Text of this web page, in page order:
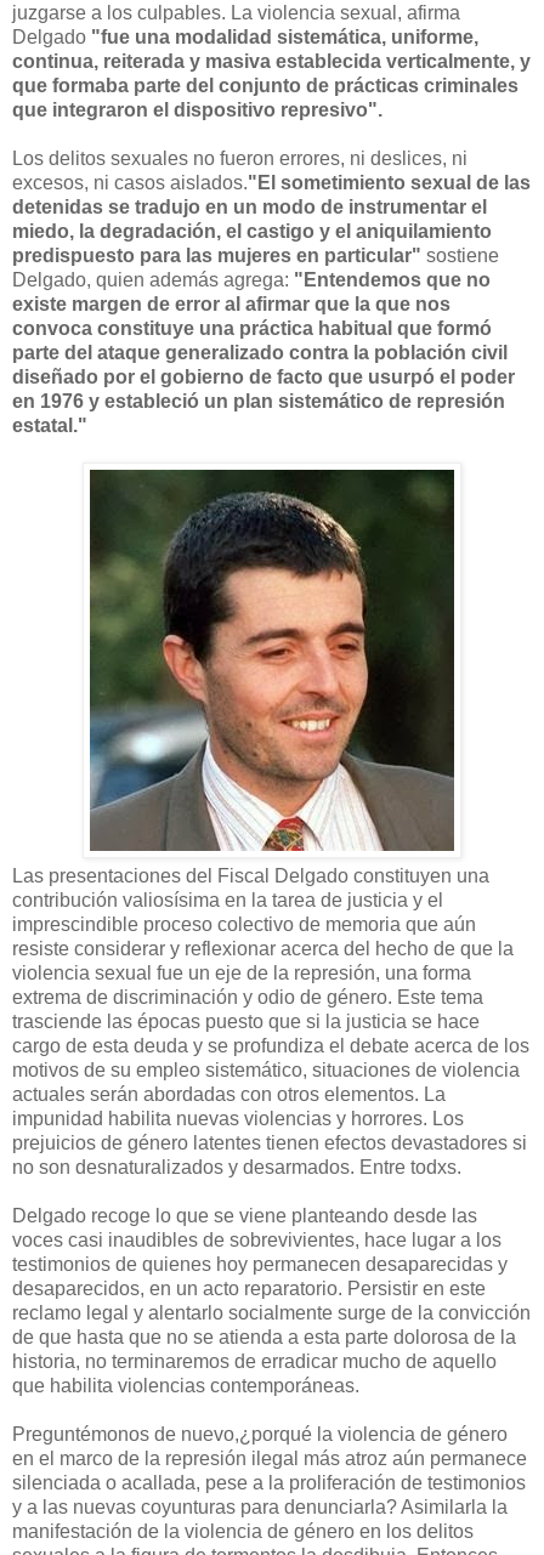
juzgarse a los culpables. La violencia sexual, afirma
Delgado "fue una modalidad sistemática, uniforme,
continua, reiterada y masiva establecida verticalmente, y
que formaba parte del conjunto de prácticas criminales
que integraron el dispositivo represivo".
Los delitos sexuales no fueron errores, ni deslices, ni
excesos, ni casos aislados."El sometimiento sexual de las
detenidas se tradujo en un modo de instrumentar el
miedo, la degradación, el castigo y el aniquilamiento
predispuesto para las mujeres en particular" sostiene
Delgado, quien además agrega: "Entendemos que no
existe margen de error al afirmar que la que nos
convoca constituye una práctica habitual que formó
parte del ataque generalizado contra la población civil
diseñado por el gobierno de facto que usurpó el poder
en 1976 y estableció un plan sistemático de represión
estatal."
Las presentaciones del Fiscal Delgado constituyen una
contribución valiosísima en la tarea de justicia y el
imprescindible proceso colectivo de memoria que aún
resiste considerar y reflexionar acerca del hecho de que la
violencia sexual fue un eje de la represión, una forma
extrema de discriminación y odio de género. Este tema
trasciende las épocas puesto que si la justicia se hace
cargo de esta deuda y se profundiza el debate acerca de los
motivos de su empleo sistemático, situaciones de violencia
actuales serán abordadas con otros elementos. La
impunidad habilita nuevas violencias y horrores. Los
prejuicios de género latentes tienen efectos devastadores si
no son desnaturalizados y desarmados. Entre todxs.
Delgado recoge lo que se viene planteando desde las
voces casi inaudibles de sobrevivientes, hace lugar a los
testimonios de quienes hoy permanecen desaparecidas y
desaparecidos, en un acto reparatorio. Persistir en este
reclamo legal y alentarlo socialmente surge de la convicción
de que hasta que no se atienda a esta parte dolorosa de la
historia, no terminaremos de erradicar mucho de aquello
que habilita violencias contemporáneas.
Preguntémonos de nuevo,¿porqué la violencia de género
en el marco de la represión ilegal más atroz aún permanece
silenciada o acallada, pese a la proliferación de testimonios
y a las nuevas coyunturas para denunciarla? Asimilarla la
manifestación de la violencia de género en los delitos